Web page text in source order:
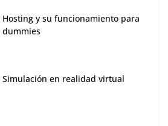
Hosting y su funcionamiento para
dummies
Simulación en realidad virtual